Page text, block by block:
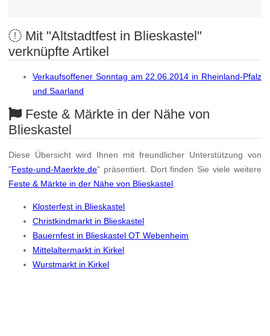
Mit "Altstadtfest in Blieskastel"
verknüpfte Artikel
Verkaufsoffener Sonntag am 22.06.2014 in Rheinland-Pfalz
und Saarland
Feste & Märkte in der Nähe von
Blieskastel
Diese Übersicht wird Ihnen mit freundlicher Unterstützung von
"Feste-und-Maerkte.de" präsentiert. Dort finden Sie viele weitere
Feste & Märkte in der Nähe von Blieskastel
Klosterfest in Blieskastel
Christkindmarkt in Blieskastel
Bauernfest in Blieskastel OT Webenheim
Mittelaltermarkt in Kirkel
Wurstmarkt in Kirkel